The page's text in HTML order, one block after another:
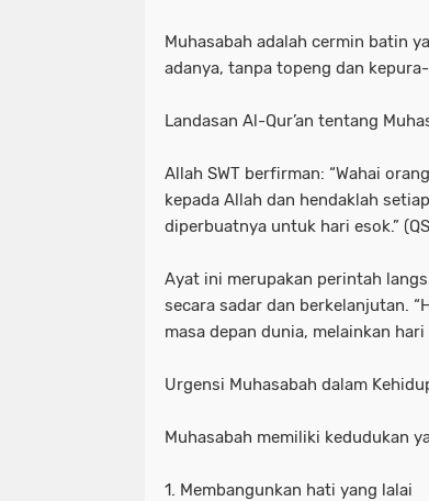
Muhasabah adalah cermin batin
adanya, tanpa topeng dan
Landasan Al-Qur’an tentang
Allah SWT berfirman: “Wahai
kepada Allah dan hendaklah
diperbuatnya untuk hari esok.”
Ayat ini merupakan perintah
secara sadar dan berkelanjutan.
masa depan dunia, melainkan
Urgensi Muhasabah dalam
Muhasabah memiliki kedudukan
1. Membangunkan hati yang lalai